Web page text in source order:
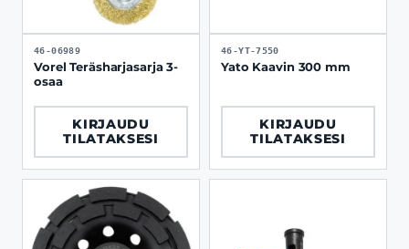
46-06989
Vorel Teräsharjasarja 3-
osaa
KIRJAUDU
TILATAKSESI
46-YT-7550
Yato Kaavin 300 mm
KIRJAUDU
TILATAKSESI